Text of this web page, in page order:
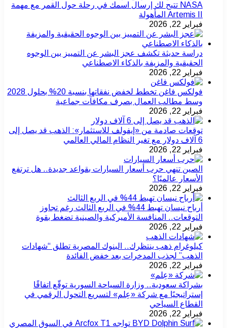
NASA تتيح لك إرسال اسمك في رحلة حول القمر مع مهمة
Artemis II المأهولة
فبراير 22, 2026
دراسة حديثة تكشف عجز البشر عن التمييز بين الوجوه
الحقيقية والمزيفة بالذكاء الاصطناعي
فبراير 22, 2026
فولكس فاغن تخطط لخفض نفقاتها بنسبة 20% بحلول 2028
وسط مطالب العمال بصرف مكافآت جماعية
فبراير 22, 2026
توقعات صادمة من «إيفولف للاستثمار»: الذهب قد يصل إلى
6 آلاف دولار مع تغير النظام المالي العالمي
فبراير 22, 2026
الصين تنهي حرب أسعار السيارات بقواعد جديدة.. هل ترتفع
الأسعار عالميًا؟
فبراير 22, 2026
أرباح نيسان تهبط 44% في الربع الثالث رغم تجاوز
التوقعات.. المنافسة الأميركية والصينية تضغط بقوة
فبراير 22, 2026
كيلوغرام ذهب ينتظرك.. البنوك المصرية تطلق “شهادات
الذهب” لجذب المدخرات بعد خفض الفائدة
فبراير 22, 2026
بشراكة سعودية.. وزارة السياحة السورية توقّع اتفاقًا
إستراتيجيًا مع شركة «عِلم» لتسريع التحول الرقمي في
القطاع السياحي
فبراير 22, 2026